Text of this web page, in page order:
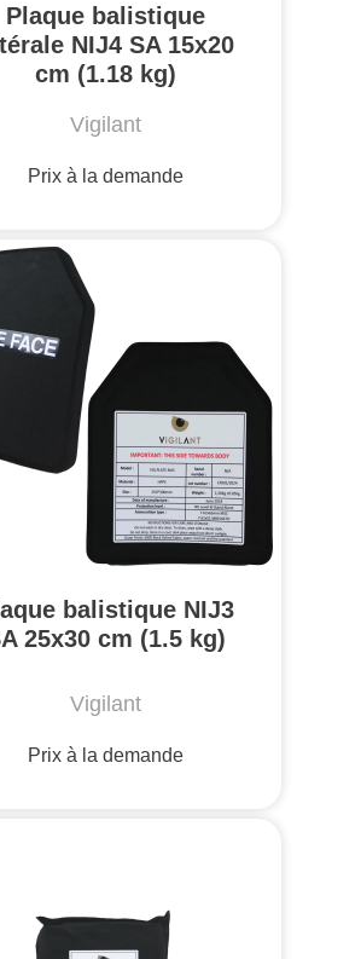
Plaque balistique
NIJ4 SA 15x20
cm (1.18 kg)
Vigilant
Prix à la demande
balistique NIJ3
25x30 cm (1.5 kg)
Vigilant
Prix à la demande